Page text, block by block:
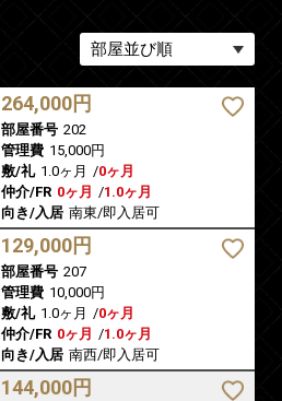
264,000円
部屋番号 202
管理費 15,000円
敷/礼 1.0ヶ月 /0ヶ月
仲介/FR 0ヶ月 /1.0ヶ月
向き/入居 南東/即入居可
129,000円
部屋番号 207
管理費 10,000円
敷/礼 1.0ヶ月 /0ヶ月
仲介/FR 0ヶ月 /1.0ヶ月
向き/入居 南西/即入居可
144,000円